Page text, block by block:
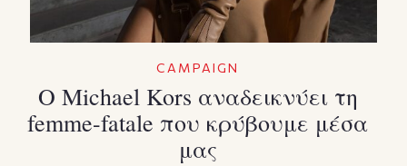
CAMPAIGN
Ο Michael Kors αναδεικνύει τη
femme-fatale που κρύβουμε μέσα
μας